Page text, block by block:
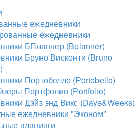
ежедневники
ежедневники
БПланнер (Bplanner)
Бруно Висконти (Bruno
Портобелло (Portobello)
Портфолио (Portfolio)
Дэйз энд Викс (Days&Weeks)
ежедневники "Эконом"
планинги